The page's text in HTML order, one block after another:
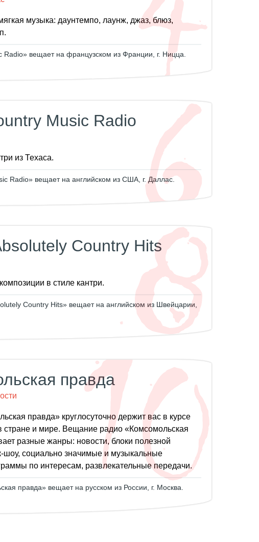
музыка: даунтемпо, лаунж, джаз, блюз,
Radio» вещает на французском из Франции, г. Ницца.
Music Radio
из Техаса.
Radio» вещает на английском из США, г. Даллас.
Country Hits
в стиле кантри.
Country Hits» вещает на английском из Швейцарии,
правда
правда» круглосуточно держит вас в курсе
стране и мире. Вещание радио «Комсомольская
разные жанры: новости, блоки полезной
шоу, социально значимые и музыкальные
по интересам, развлекательные передачи.
правда» вещает на русском из России, г. Москва.